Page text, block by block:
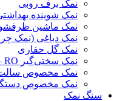
نمک برف روبی
نمک شوینده
نمک ماشین
نمک دباغی (نمک
نمک گل حفاری
نمک سختی‌گیر RO – سنگ نمک احیای رزین
نمک مخصوص
نمک مخصوص
سنگ نمک